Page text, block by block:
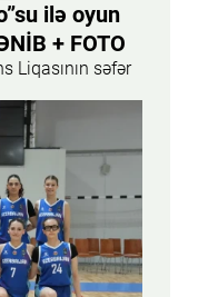
ilə oyun
+ FOTO
Liqasının səfər